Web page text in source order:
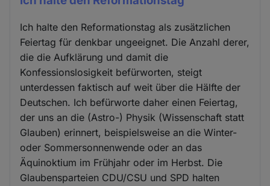
Ich halte den Reformationstag als zusätzlichen
Feiertag für denkbar ungeeignet. Die Anzahl derer,
die die Aufklärung und damit die
Konfessionslosigkeit befürworten, steigt
unterdessen faktisch auf weit über die Hälfte der
Deutschen. Ich befürworte daher einen Feiertag,
der uns an die (Astro-) Physik (Wissenschaft statt
Glauben) erinnert, beispielsweise an die Winter-
oder Sommersonnenwende oder an das
Äquinoktium im Frühjahr oder im Herbst. Die
Glaubensparteien CDU/CSU und SPD halten